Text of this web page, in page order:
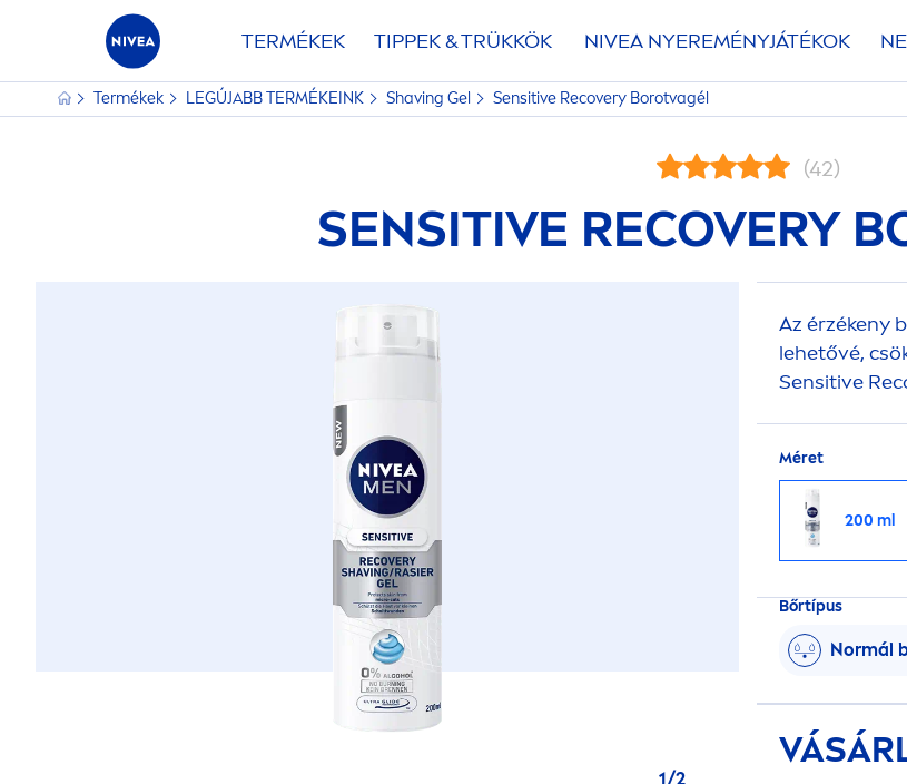
TERMÉKEK TIPPEK & TRÜKKÖK NIVEA NYEREMÉNYJÁTÉKOK
Termékek LEGÚJABB TERMÉKEINK Shaving Gel Sensitive Recovery Borotvagél
(42)
SENSITIVE RECOVERY
1/2
Az érzékeny
lehetővé,
Sensitive
Méret
200 ml
Bőrtípus
Normál